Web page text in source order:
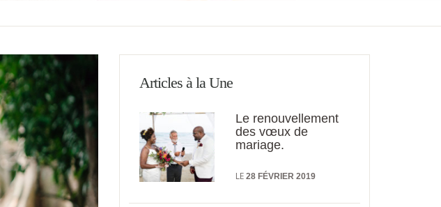
Articles à la Une
Le renouvellement
des vœux de
mariage.
LE28 FÉVRIER 2019